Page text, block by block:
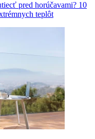
pred horúčavami? 10
teplôt